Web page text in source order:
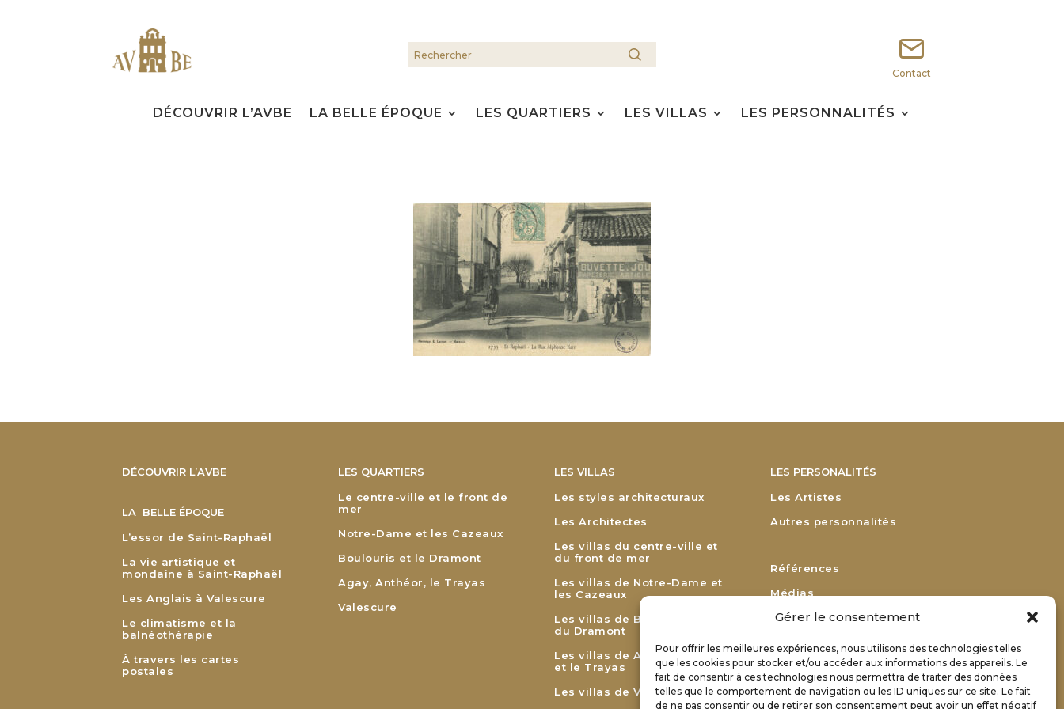
Gérer le consentement
Pour offrir les meilleures expériences, nous utilisons des technologies telles
que les cookies pour stocker et/ou accéder aux informations des appareils. Le
fait de consentir à ces technologies nous permettra de traiter des données
telles que le comportement de navigation ou les ID uniques sur ce site. Le fait
de ne pas consentir ou de retirer son consentement peut avoir un effet négatif
Contact
DÉCOUVRIR L’AVBE LA BELLE ÉPOQUE LES QUARTIERS LES VILLAS LES PERSONNALITÉS
DÉCOUVRIR L’AVBE
LA BELLE ÉPOQUE
L’essor de Saint-Raphaël
La vie artistique et
mondaine à Saint-Raphaël
Les Anglais à Valescure
Le climatisme et la
balnéothérapie
À travers les cartes
postales
LES QUARTIERS
Le centre-ville et le front de
mer
Notre-Dame et les Cazeaux
Boulouris et le Dramont
Agay, Anthéor, le Trayas
Valescure
LES VILLAS
Les styles architecturaux
Les Architectes
Les villas du centre-ville et
du front de mer
Les villas de Notre-Dame et
les Cazeaux
Les villas de Boulouris et
du Dramont
Les villas de Agay, Anthéor
et le Trayas
Les villas de Valescure
LES PERSONALITÉS
Les Artistes
Autres personnalités
Références
Médias
Remerciements
Bulletin d’adhésion
Bulletin de renouvellement
Contact